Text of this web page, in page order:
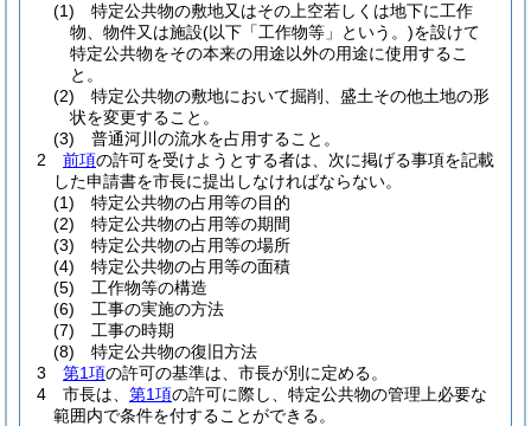
(1)
特定公共物の敷地又はその上空若しくは地下に工作
物、物件又は施設(以下「工作物等」という。)を設けて
特定公共物をその本来の用途以外の用途に使用するこ
と。
(2)
特定公共物の敷地において掘削、盛土その他土地の形
状を変更すること。
(3)
普通河川の流水を占用すること。
2
前項の許可を受けようとする者は、次に掲げる事項を記載
した申請書を市長に提出しなければならない。
(1)
特定公共物の占用等の目的
(2)
特定公共物の占用等の期間
(3)
特定公共物の占用等の場所
(4)
特定公共物の占用等の面積
(5)
工作物等の構造
(6)
工事の実施の方法
(7)
工事の時期
(8)
特定公共物の復旧方法
3
第1項の許可の基準は、市長が別に定める。
4
市長は、 第1項の許可に際し、特定公共物の管理上必要な
範囲内で条件を付することができる。